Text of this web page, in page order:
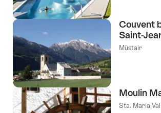
Couvent
Saint-
Müstair
Moulin
Sta. Maria